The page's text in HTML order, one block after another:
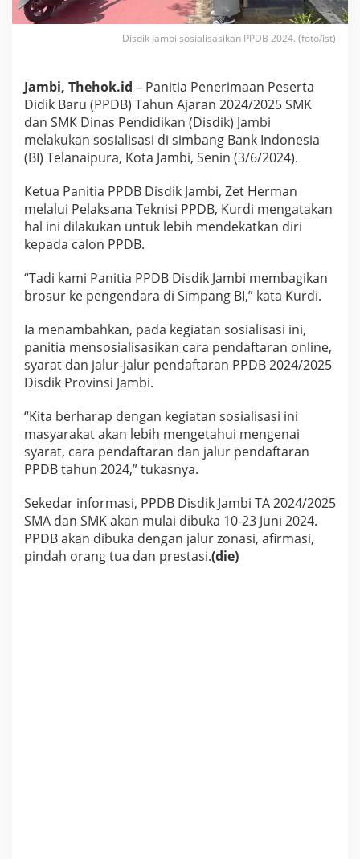
0
2
D
i
s
d
i
J
m
b
i
B
i
k
n
B
r
o
s
r
e
P
e
g
e
n
d
a
Disdik Jambi sosialisasikan PPDB 2024. (foto/ist)
Jambi, Thehok.id – Panitia Penerimaan Peserta
Didik Baru (PPDB) Tahun Ajaran 2024/2025 SMK
dan SMK Dinas Pendidikan (Disdik) Jambi
melakukan sosialisasi di simbang Bank Indonesia
(BI) Telanaipura, Kota Jambi, Senin (3/6/2024).
Ketua Panitia PPDB Disdik Jambi, Zet Herman
melalui Pelaksana Teknisi PPDB, Kurdi mengatakan
hal ini dilakukan untuk lebih mendekatkan diri
kepada calon PPDB.
“Tadi kami Panitia PPDB Disdik Jambi membagikan
brosur ke pengendara di Simpang BI,” kata Kurdi.
Ia menambahkan, pada kegiatan sosialisasi ini,
panitia mensosialisasikan cara pendaftaran online,
syarat dan jalur-jalur pendaftaran PPDB 2024/2025
Disdik Provinsi Jambi.
“Kita berharap dengan kegiatan sosialisasi ini
masyarakat akan lebih mengetahui mengenai
syarat, cara pendaftaran dan jalur pendaftaran
PPDB tahun 2024,” tukasnya.
Sekedar informasi, PPDB Disdik Jambi TA 2024/2025
SMA dan SMK akan mulai dibuka 10-23 Juni 2024.
PPDB akan dibuka dengan jalur zonasi, afirmasi,
pindah orang tua dan prestasi.(die)